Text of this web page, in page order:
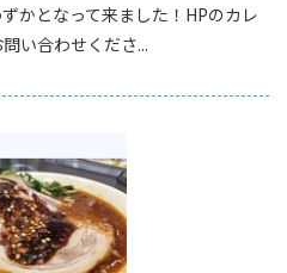
かとなって来ました！HPのカレ
い合わせくださ...